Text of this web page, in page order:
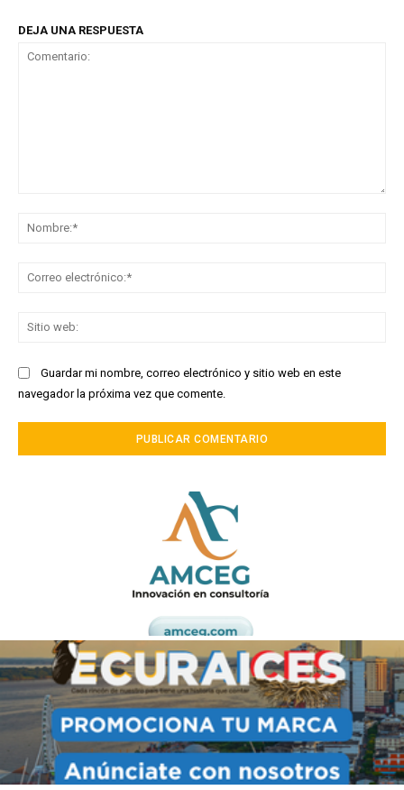
DEJA UNA RESPUESTA
Guardar mi nombre, correo electrónico y sitio web en este
navegador la próxima vez que comente.